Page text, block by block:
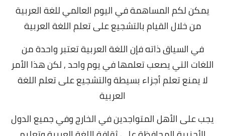
يمكن لكم المساهمة في اليوم العالمي للغة العربية
من خلال القيام بالتشجيع على تعلم اللغة العربية
في السياق ذاته فإن اللغة العربية تعتبر واحدة من
اللغات التي يصعب تعلمها في يوم واحد , لكن هذا الأمر
لا يمنع تعلم أجزاء بسيطة والتشجيع على تعلم اللغة
العربية
يجب على الأهل المتواجدين في الخارج وفي جميع الدول